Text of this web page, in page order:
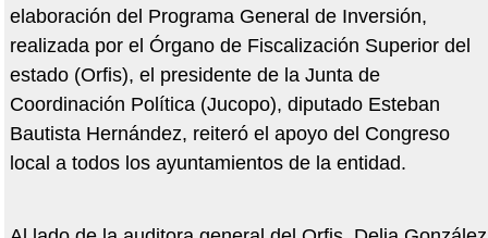
elaboración del Programa General de Inversión,
realizada por el Órgano de Fiscalización Superior del
estado (Orfis), el presidente de la Junta de
Coordinación Política (Jucopo), diputado Esteban
Bautista Hernández, reiteró el apoyo del Congreso
local a todos los ayuntamientos de la entidad.